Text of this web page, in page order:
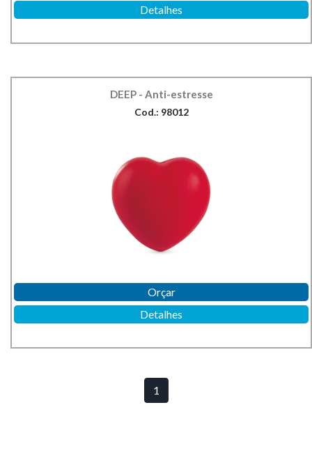
Detalhes
DEEP - Anti-estresse
Cod.: 98012
Orçar
Detalhes
1